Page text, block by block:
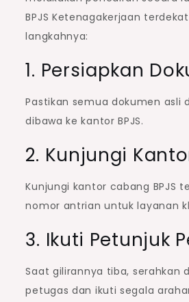
BPJS Ketenagakerjaan
langkahnya:
1. Persiapkan
Pastikan semua dokumen asli
dibawa ke kantor BPJS.
2. Kunjungi
Kunjungi kantor cabang BPJS
nomor antrian untuk layanan
3. Ikuti Petunjuk
Saat gilirannya tiba, serahkan
petugas dan ikuti segala